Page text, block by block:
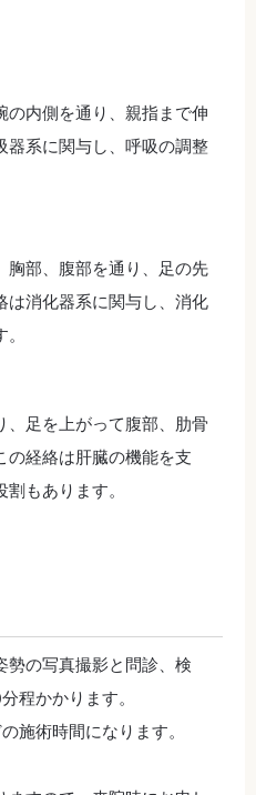
内側を通り、親指まで伸
器系に関与し、呼吸の調整
部、腹部を通り、足の先
は消化器系に関与し、消化
足を上がって腹部、肋骨
の経絡は肝臓の機能を支
もあります。
勢の写真撮影と問診、検
程かかります。
施術時間になります。